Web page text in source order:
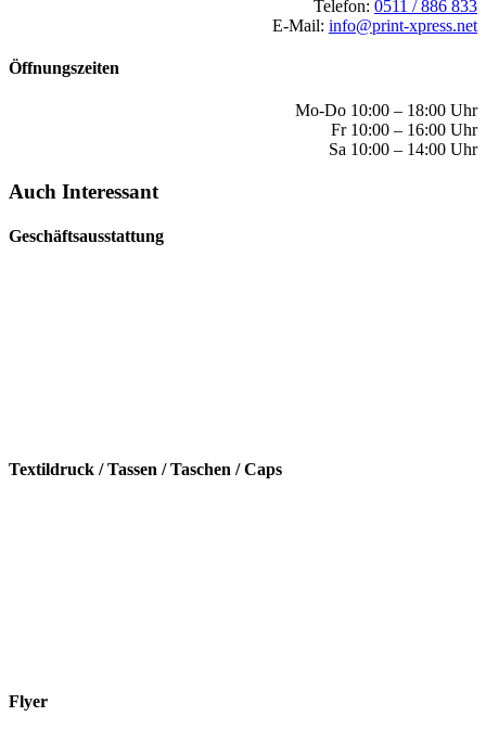
Telefon: 0511 / 886 833
E-Mail: info@print-xpress.net
Öffnungszeiten
Mo-Do 10:00 – 18:00 Uhr
Fr 10:00 – 16:00 Uhr
Sa 10:00 – 14:00 Uhr
Auch Interessant
Geschäftsausstattung
Textildruck / Tassen / Taschen / Caps
Flyer